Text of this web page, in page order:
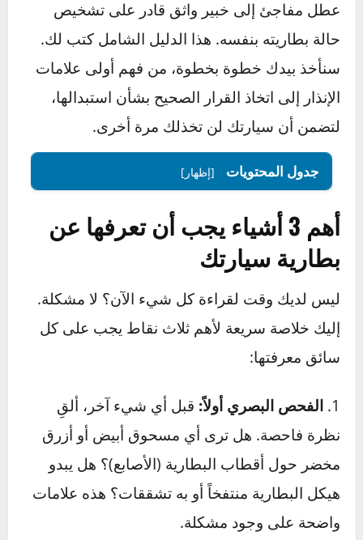
ضحية لهذا الموقف. مع القليل من المعرفة والأدوات
البسيطة، يمكنك التحول من شخص قلق بشأن
عطل مفاجئ إلى خبير واثق قادر على تشخيص
حالة بطاريته بنفسه. هذا الدليل الشامل كتب لك.
سنأخذ بيدك خطوة بخطوة، من فهم أولى علامات
الإنذار إلى اتخاذ القرار الصحيح بشأن استبدالها،
جدول المحتويات [إظهار]
أهم 3 أشياء يجب أن تعرفها عن
بطارية سيارتك
إليك خلاصة سريعة لأهم ثلاث نقاط يجب على كل
سائق معرفتها:
الفحص البصري أولاً:قبل أي شيء آخر، ألقِ
نظرة فاحصة. هل ترى أي مسحوق أبيض أو أزرق